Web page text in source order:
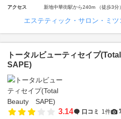
アクセス 新地中華街駅から240m （徒歩3分）
エステティック・サロン・ミ
トータルビューティセイプ
SAPE)
3.14 口コミ 1件